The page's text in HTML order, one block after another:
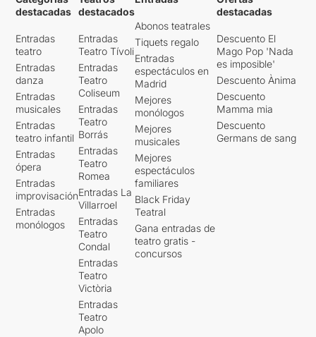
destacadas
Entradas
teatro
Entradas
danza
Entradas
musicales
Entradas
teatro infantil
Entradas
ópera
Entradas
improvisación
Entradas
monólogos
destacados
Entradas
Teatro Tívoli
Entradas
Teatro
Coliseum
Entradas
Teatro
Borrás
Entradas
Teatro
Romea
Entradas La
Villarroel
Entradas
Teatro
Condal
Entradas
Teatro
Victòria
Entradas
Teatro
Apolo
Abonos teatrales
Tiquets regalo
Entradas
espectáculos en
Madrid
Mejores
monólogos
Mejores
musicales
Mejores
espectáculos
familiares
Black Friday
Teatral
Gana entradas de
teatro gratis -
concursos
destacadas
Descuento El
Mago Pop 'Nada
es imposible'
Descuento Ànima
Descuento
Mamma mia
Descuento
Germans de sang